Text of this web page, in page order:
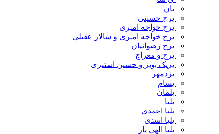
ایان
ایرج حسینی
ایرج خواجه امیری
ایرج خواجه امیری و سالار عقیلی
ایرج رضوانیان
ایرج و معراج
ایریک بویز و حسین استیری
ایزدمهر
ایسام
ایلمان
ایلیا
ایلیا احمدی
ایلیا اسدی
ایلیا الهی یار